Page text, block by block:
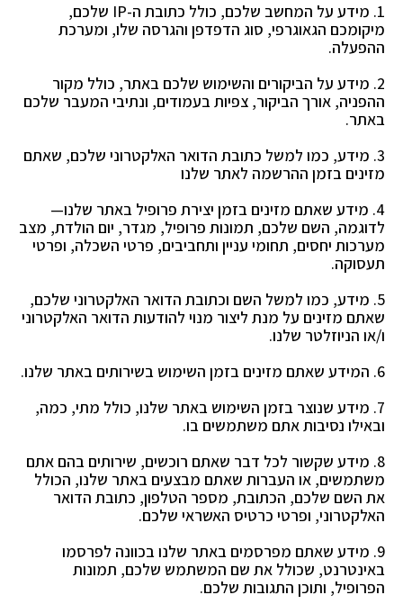
1. מידע על המחשב שלכם, כולל כתובת ה-IP שלכם,
מיקומכם הגאוגרפי, סוג הדפדפן והגרסה שלו, ומערכת
ההפעלה.
2. מידע על הביקורים והשימוש שלכם באתר, כולל מקור
ההפניה, אורך הביקור, צפיות בעמודים, ונתיבי המעבר שלכם
באתר.
3. מידע, כמו למשל כתובת הדואר האלקטרוני שלכם, שאתם
מזינים בזמן ההרשמה לאתר שלנו
4. מידע שאתם מזינים בזמן יצירת פרופיל באתר שלנו—
לדוגמה, השם שלכם, תמונות פרופיל, מגדר, יום הולדת, מצב
מערכות יחסים, תחומי עניין ותחביבים, פרטי השכלה, ופרטי
תעסוקה.
5. מידע, כמו למשל השם וכתובת הדואר האלקטרוני שלכם,
שאתם מזינים על מנת ליצור מנוי להודעות הדואר האלקטרוני
ו/או הניוזלטר שלנו.
6. המידע שאתם מזינים בזמן השימוש בשירותים באתר שלנו.
7. מידע שנוצר בזמן השימוש באתר שלנו, כולל מתי, כמה,
ובאילו נסיבות אתם משתמשים בו.
8. מידע שקשור לכל דבר שאתם רוכשים, שירותים בהם אתם
משתמשים, או העברות שאתם מבצעים באתר שלנו, הכולל
את השם שלכם, הכתובת, מספר הטלפון, כתובת הדואר
האלקטרוני, ופרטי כרטיס האשראי שלכם.
9. מידע שאתם מפרסמים באתר שלנו בכוונה לפרסמו
באינטרנט, שכולל את שם המשתמש שלכם, תמונות
הפרופיל, ותוכן התגובות שלכם.